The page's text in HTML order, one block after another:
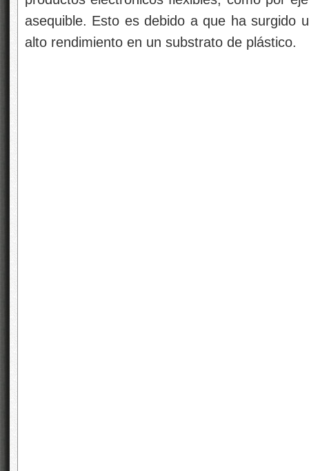
asequible. Esto es debido a que ha surgido
alto rendimiento en un substrato de plástico.